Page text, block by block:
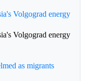
Volgograd energy
Volgograd energy
as migrants